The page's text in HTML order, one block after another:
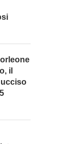
il